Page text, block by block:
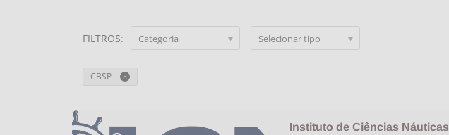
FILTROS: Categoria Selecionar tipo
CBSP
Instituto de Ciências Náuticas